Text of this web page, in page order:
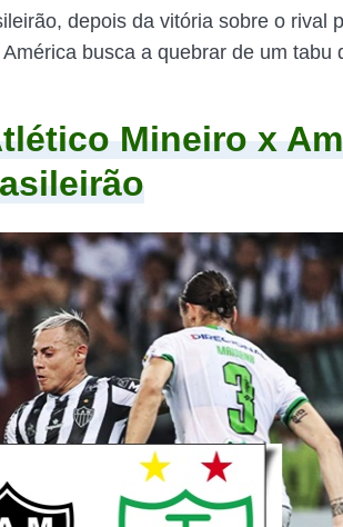
depois da vitória sobre o rival
busca a quebrar de um tabu
Mineiro x